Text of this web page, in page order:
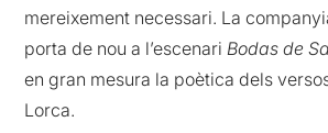
mereixement necessari. La
porta de nou a l’escenari Bodas de
en gran mesura la poètica dels
Lorca.